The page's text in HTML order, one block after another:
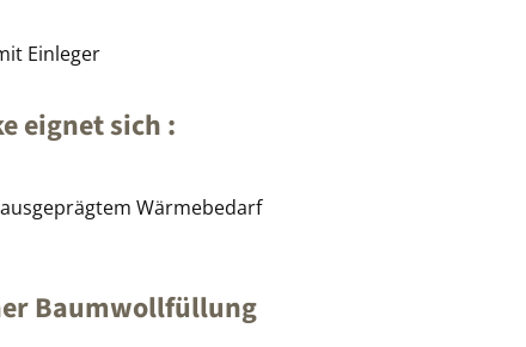
Einleger
eignet sich :
Wärmebedarf
Baumwollfüllung